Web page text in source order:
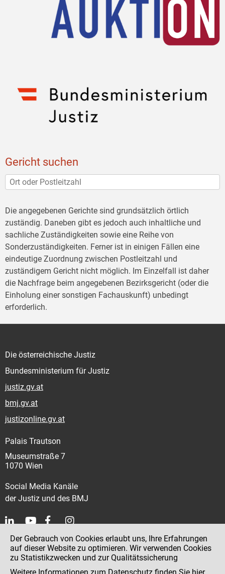
Gericht suchen
Die angegebenen Gerichte sind grundsätzlich örtlich
zuständig. Daneben gibt es jedoch auch inhaltliche und
sachliche Zuständigkeiten sowie eine Reihe von
Sonderzuständigkeiten. Ferner ist in einigen Fällen eine
eindeutige Zuordnung zwischen Postleitzahl und
zuständigem Gericht nicht möglich. Im Einzelfall ist daher
die Nachfrage beim angegebenen Bezirksgericht (oder die
Einholung einer sonstigen Fachauskunft) unbedingt
erforderlich.
Die österreichische Justiz
Bundesministerium für Justiz
justiz.gv.at
bmj.gv.at
justizonline.gv.at
Palais Trautson
Museumstraße 7
1070 Wien
Social Media Kanäle
der Justiz und des BMJ
Kontakt
Impressum
Der Gebrauch von Cookies erlaubt uns, Ihre Erfahrungen
auf dieser Website zu optimieren. Wir verwenden Cookies
zu Statistikzwecken und zur Qualitätssicherung